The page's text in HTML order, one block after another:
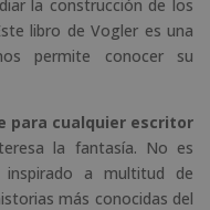
la construcción de los
libro de Vogler es una
permite conocer su
para cualquier escritor
la fantasía. No es
a multitud de
más conocidas del